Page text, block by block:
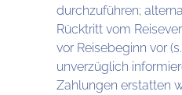
durchzuführen;
Rücktritt vom
vor Reisebeginn vor
unverzüglich
Zahlungen erstatten